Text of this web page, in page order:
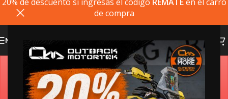
de compra
MENU
Estimado cliente, si el producto que busca no está
disponible, puede comprarlo directamente en
outbackmotortek.com